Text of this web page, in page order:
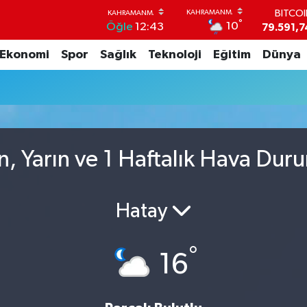
Öğle 12:43 10°
45,43620
Ekonomi Spor Sağlık Teknoloji Eğitim Dünya
Yarın ve 1 Haftalık Hava
Hatay
16°